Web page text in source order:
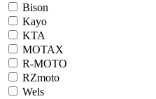
Bison
Kayo
KTA
MOTAX
R-MOTO
RZmoto
Wels